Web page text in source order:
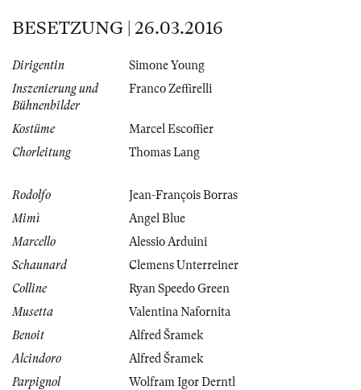
BESETZUNG | 26.03.2016
Dirigentin
Simone Young
Inszenierung und
Bühnenbilder
Franco Zeffirelli
Kostüme
Marcel Escoffier
Chorleitung
Thomas Lang
Rodolfo
Jean-François Borras
Mimì
Angel Blue
Marcello
Alessio Arduini
Schaunard
Clemens Unterreiner
Colline
Ryan Speedo Green
Musetta
Valentina Nafornita
Benoit
Alfred Šramek
Alcindoro
Alfred Šramek
Parpignol
Wolfram Igor Derntl